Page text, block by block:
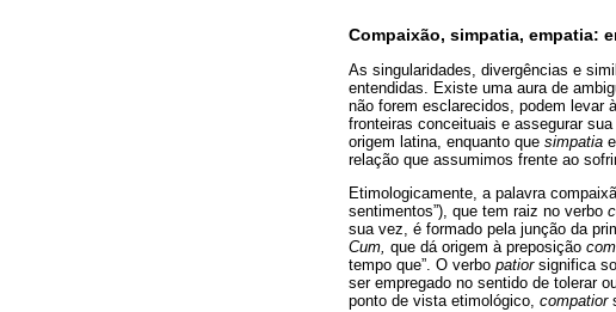
Compaixão, simpatia, empatia:
As singularidades, divergências e
entendidas. Existe uma aura de
não forem esclarecidos, podem levar
fronteiras conceituais e assegurar
origem latina, enquanto que simpatia e
relação que assumimos frente ao
Etimologicamente, a palavra
sentimentos”), que tem raiz no verbo
sua vez, é formado pela junção da
Cum, que dá origem à preposição com
tempo que”. O verbo patiorsignifica
ser empregado no sentido de tolerar
ponto de vista etimológico, compatior